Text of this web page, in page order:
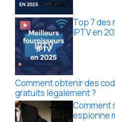
Top 7 des
IPTV en
Comment obtenir des
gratuits légalement ?
Comment
espionne